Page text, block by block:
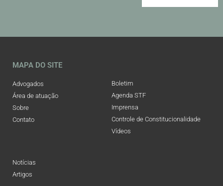
MAPA DO SITE
Advogados
Área de atuação
Sobre
Contato
Boletim
Agenda STF
Imprensa
Controle de Constitucionalidade
Vídeos
Notícias
Artigos